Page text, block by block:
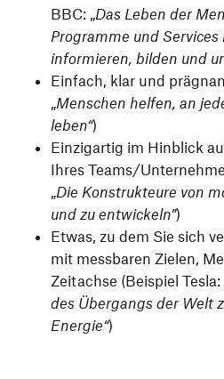
BBC: „Das Leben der
Programme und Services
informieren, bilden und
Einfach, klar und
„Menschen helfen, an
leben“)
Einzigartig im Hinblick
Ihres Teams/
„Die Konstrukteure von
und zu entwickeln”)
Etwas, zu dem Sie sich
mit messbaren Zielen,
Zeitachse (Beispiel Tesla:
des Übergangs der Welt
Energie“)